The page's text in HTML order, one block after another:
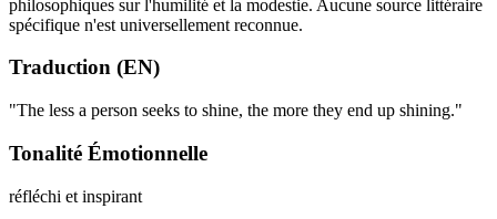
philosophiques sur l'humilité et la modestie. Aucune source littéraire
spécifique n'est universellement reconnue.
Traduction (EN)
"The less a person seeks to shine, the more they end up shining."
Tonalité Émotionnelle
réfléchi et inspirant